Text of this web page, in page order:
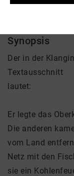
Synopsis
Der in der
Textausschnitt
lautet:
Er legte das
Die anderen
vom Land
Netz mit den
sie ein